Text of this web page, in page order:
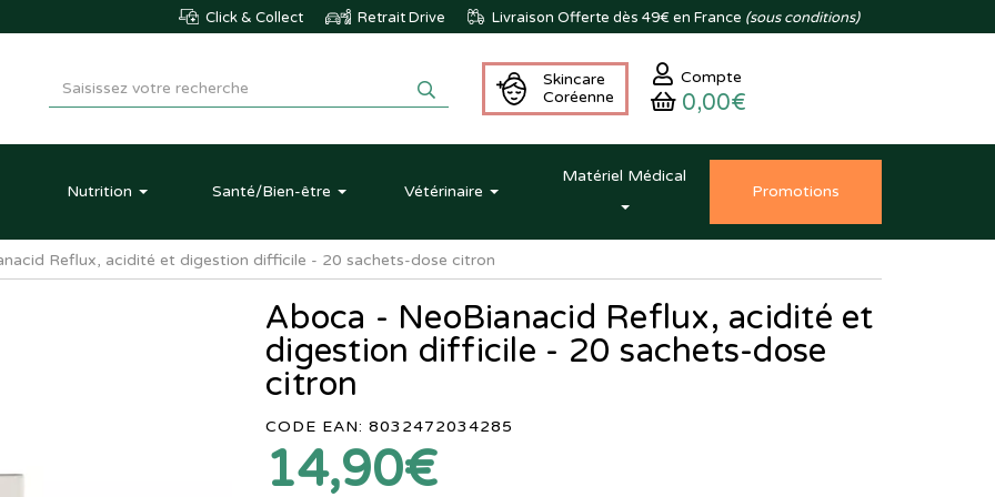
Click & Collect Retrait Drive Livraison Offerte dès 49€ en France (sous conditions)
Skincare
Coréenne
Compte
0,00€
Nutrition Santé/Bien-être Vétérinaire
Matériel Médical
Promotions
Reflux, acidité et digestion difficile - 20 sachets-dose citron
Aboca - NeoBianacid Reflux, acidité et
digestion difficile - 20 sachets-dose
citron
CODE EAN: 8032472034285
14,90€